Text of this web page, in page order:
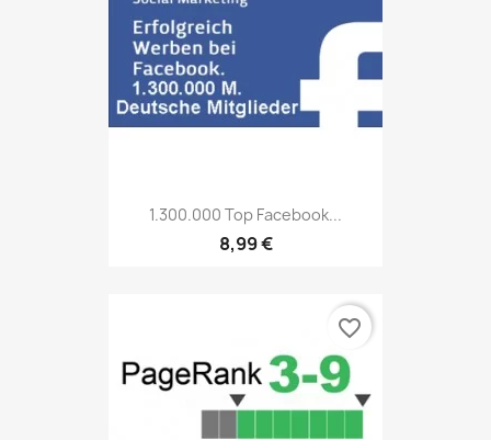
1.300.000 Top Facebook...
8,99 €
favorite_border